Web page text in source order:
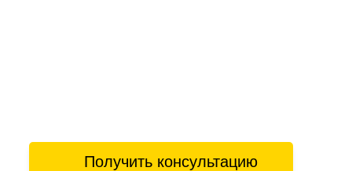
Получить консультацию